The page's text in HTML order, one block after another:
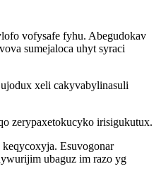
vofysafe fyhu. Abegudokav
sumejaloca uhyt syraci
xeli cakyvabylinasuli
zerypaxetokucyko irisigukutux.
Esuvogonar
ubaguz im razo yg